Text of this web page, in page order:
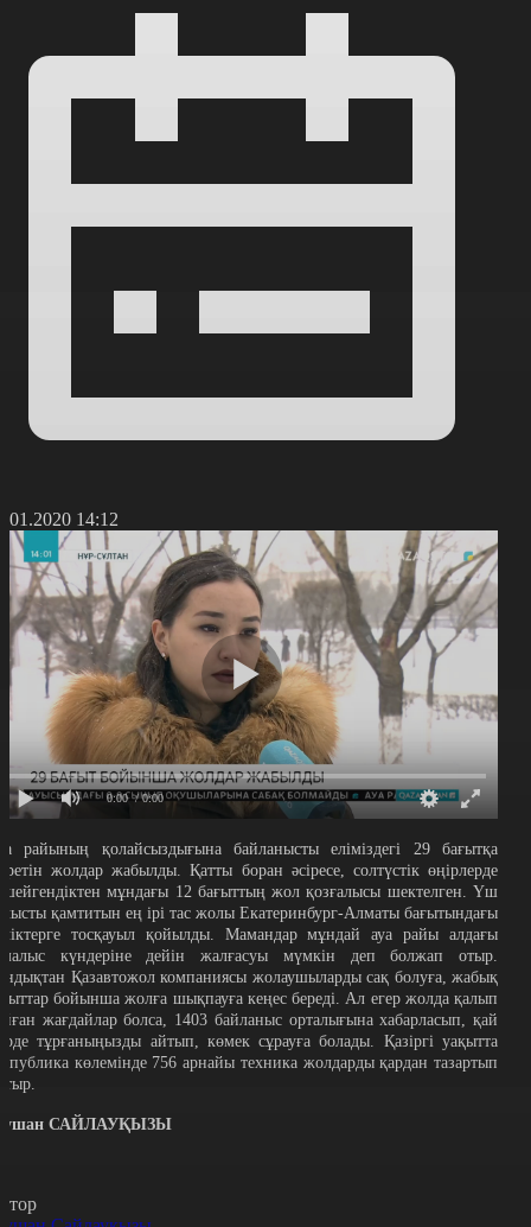
14:12
0:00 / 0:00
райының қолайсыздығына байланысты еліміздегі 29 бағытқа
жолдар жабылды. Қатты боран әсіресе, солтүстік өңірлерде
мұндағы 12 бағыттың жол қозғалысы шектелген. Үш
қамтитын ең ірі тас жолы Екатеринбург-Алматы бағытындағы
тосқауыл қойылды. Мамандар мұндай ауа райы алдағы
күндеріне дейін жалғасуы мүмкін деп болжап отыр.
Қазавтожол компаниясы жолаушыларды сақ болуға, жабық
бойынша жолға шықпауға кеңес береді. Ал егер жолда қалып
жағдайлар болса, 1403 байланыс орталығына хабарласып, қай
тұрғаныңызды айтып, көмек сұрауға болады. Қазіргі уақытта
көлемінде 756 арнайы техника жолдарды қардан тазартып
САЙЛАУҚЫЗЫ